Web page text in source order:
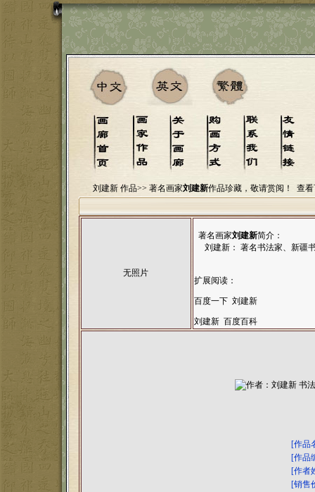
刘建新 作品>> 著名画家刘建新作品珍藏，敬请赏阅！ 查
无照片
著名画家刘建新简介：
刘建新： 著名书法家、新疆
扩展阅读：
百度一下 刘建新
刘建新 百度百科
[作品
[作品
[作者
[销售